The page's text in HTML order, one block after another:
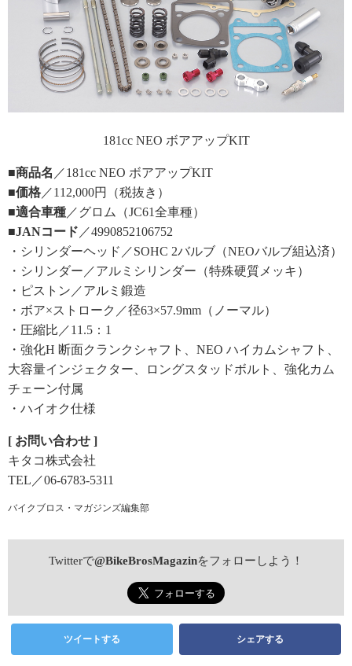
181cc NEO ボアアップKIT
■商品名 ／181cc NEO ボアアップKIT
■価格 ／112,000円（税抜き）
■適合車種 ／グロム（JC61全車種）
■JANコード ／4990852106752
・シリンダーヘッド／SOHC 2バルブ（NEOバルブ組込済）
・シリンダー／アルミシリンダー（特殊硬質メッキ）
・ピストン／アルミ鍛造
・ボア×ストローク／径63×57.9mm（ノーマル）
・圧縮比／11.5：1
・強化H 断面クランクシャフト、NEO ハイカムシャフト、
大容量インジェクター、ロングスタッドボルト、強化カム
チェーン付属
・ハイオク仕様
[ お問い合わせ ]
キタコ株式会社
TEL／06-6783-5311
バイクブロス・マガジンズ編集部
Twitterで@BikeBrosMagazinをフォローしよう！
ツイートする シェアする